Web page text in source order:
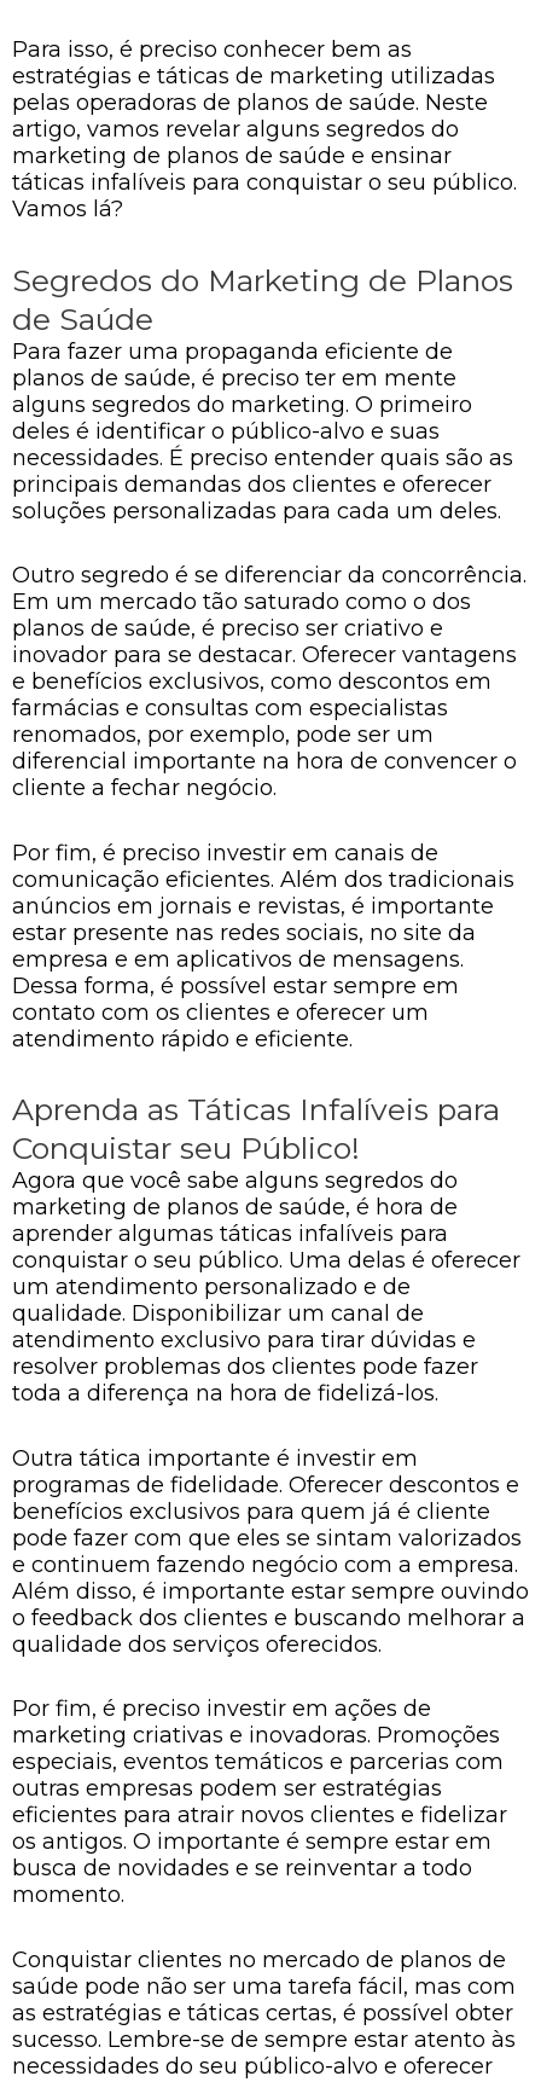
Para isso, é preciso conhecer bem as
estratégias e táticas de marketing utilizadas
pelas operadoras de planos de saúde. Neste
artigo, vamos revelar alguns segredos do
marketing de planos de saúde e ensinar
táticas infalíveis para conquistar o seu público.
Vamos lá?
Segredos do Marketing de Planos
de Saúde
Para fazer uma propaganda eficiente de
planos de saúde, é preciso ter em mente
alguns segredos do marketing. O primeiro
deles é identificar o público-alvo e suas
necessidades. É preciso entender quais são as
principais demandas dos clientes e oferecer
soluções personalizadas para cada um deles.
Outro segredo é se diferenciar da concorrência.
Em um mercado tão saturado como o dos
planos de saúde, é preciso ser criativo e
inovador para se destacar. Oferecer vantagens
e benefícios exclusivos, como descontos em
farmácias e consultas com especialistas
renomados, por exemplo, pode ser um
diferencial importante na hora de convencer o
cliente a fechar negócio.
Por fim, é preciso investir em canais de
comunicação eficientes. Além dos tradicionais
anúncios em jornais e revistas, é importante
estar presente nas redes sociais, no site da
empresa e em aplicativos de mensagens.
Dessa forma, é possível estar sempre em
contato com os clientes e oferecer um
atendimento rápido e eficiente.
Aprenda as Táticas Infalíveis para
Conquistar seu Público!
Agora que você sabe alguns segredos do
marketing de planos de saúde, é hora de
aprender algumas táticas infalíveis para
conquistar o seu público. Uma delas é oferecer
um atendimento personalizado e de
qualidade. Disponibilizar um canal de
atendimento exclusivo para tirar dúvidas e
resolver problemas dos clientes pode fazer
toda a diferença na hora de fidelizá-los.
Outra tática importante é investir em
programas de fidelidade. Oferecer descontos e
benefícios exclusivos para quem já é cliente
pode fazer com que eles se sintam valorizados
e continuem fazendo negócio com a empresa.
Além disso, é importante estar sempre ouvindo
o feedback dos clientes e buscando melhorar a
qualidade dos serviços oferecidos.
Por fim, é preciso investir em ações de
marketing criativas e inovadoras. Promoções
especiais, eventos temáticos e parcerias com
outras empresas podem ser estratégias
eficientes para atrair novos clientes e fidelizar
os antigos. O importante é sempre estar em
busca de novidades e se reinventar a todo
momento.
Conquistar clientes no mercado de planos de
saúde pode não ser uma tarefa fácil, mas com
as estratégias e táticas certas, é possível obter
sucesso. Lembre-se de sempre estar atento às
necessidades do seu público-alvo e oferecer